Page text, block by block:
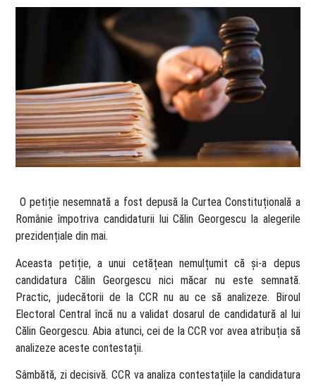
​ O petiție nesemnată a fost depusă la Curtea Constituțională a
Românie împotriva candidaturii lui Călin Georgescu la alegerile
prezidențiale din mai.
Aceasta petiție, a unui cetățean nemulțumit că și-a depus
candidatura Călin Georgescu nici măcar nu este semnată.
Practic, judecătorii de la CCR nu au ce să analizeze. Biroul
Electoral Central încă nu a validat dosarul de candidatură al lui
Călin Georgescu. Abia atunci, cei de la CCR vor avea atribuția să
analizeze aceste contestații.
Sâmbătă, zi decisivă. CCR va analiza contestațiile la candidatura